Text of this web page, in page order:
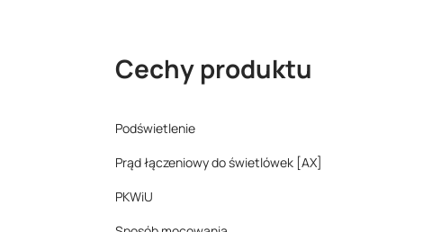
Cechy produktu
Podświetlenie
Prąd łączeniowy do świetlówek [AX]
PKWiU